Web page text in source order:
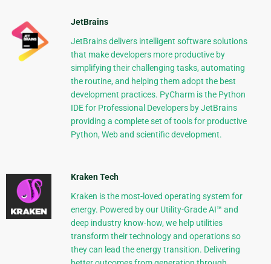
JetBrains
JetBrains delivers intelligent software solutions
that make developers more productive by
simplifying their challenging tasks, automating
the routine, and helping them adopt the best
development practices. PyCharm is the Python
IDE for Professional Developers by JetBrains
providing a complete set of tools for productive
Python, Web and scientific development.
Kraken Tech
Kraken is the most-loved operating system for
energy. Powered by our Utility-Grade AI™ and
deep industry know-how, we help utilities
transform their technology and operations so
they can lead the energy transition. Delivering